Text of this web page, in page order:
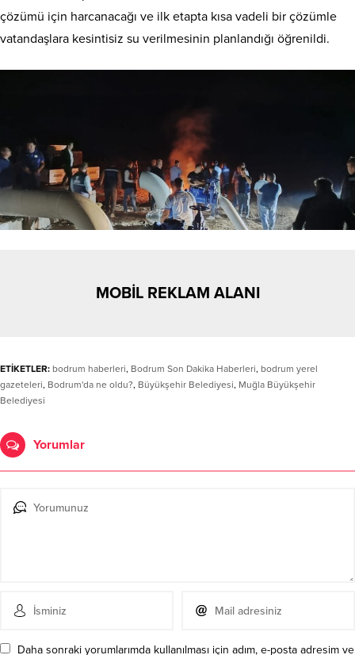
çözümü için harcanacağı ve ilk etapta kısa vadeli bir çözümle
vatandaşlara kesintisiz su verilmesinin planlandığı öğrenildi.
MOBİL REKLAM ALANI
ETİKETLER: bodrum haberleri, Bodrum Son Dakika Haberleri, bodrum yerel
gazeteleri, Bodrum'da ne oldu?, Büyükşehir Belediyesi, Muğla Büyükşehir
Belediyesi
Yorumlar
Daha sonraki yorumlarımda kullanılması için adım, e-posta adresim ve